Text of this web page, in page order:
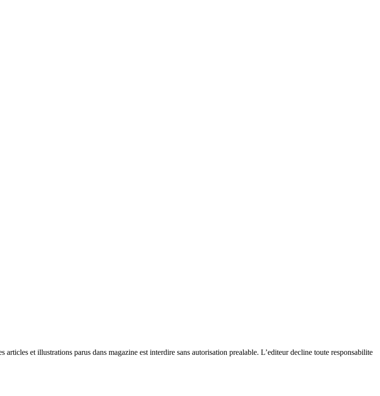
et illustrations parus dans magazine est interdire sans autorisation prealable. L’editeur decline toute responsabilite